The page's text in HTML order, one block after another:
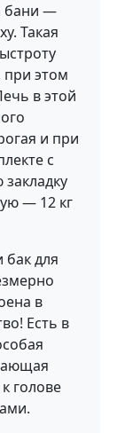
бани —
Такая
при этом
в этой
и при
с
— 12 кг
для
в
Есть в
голове